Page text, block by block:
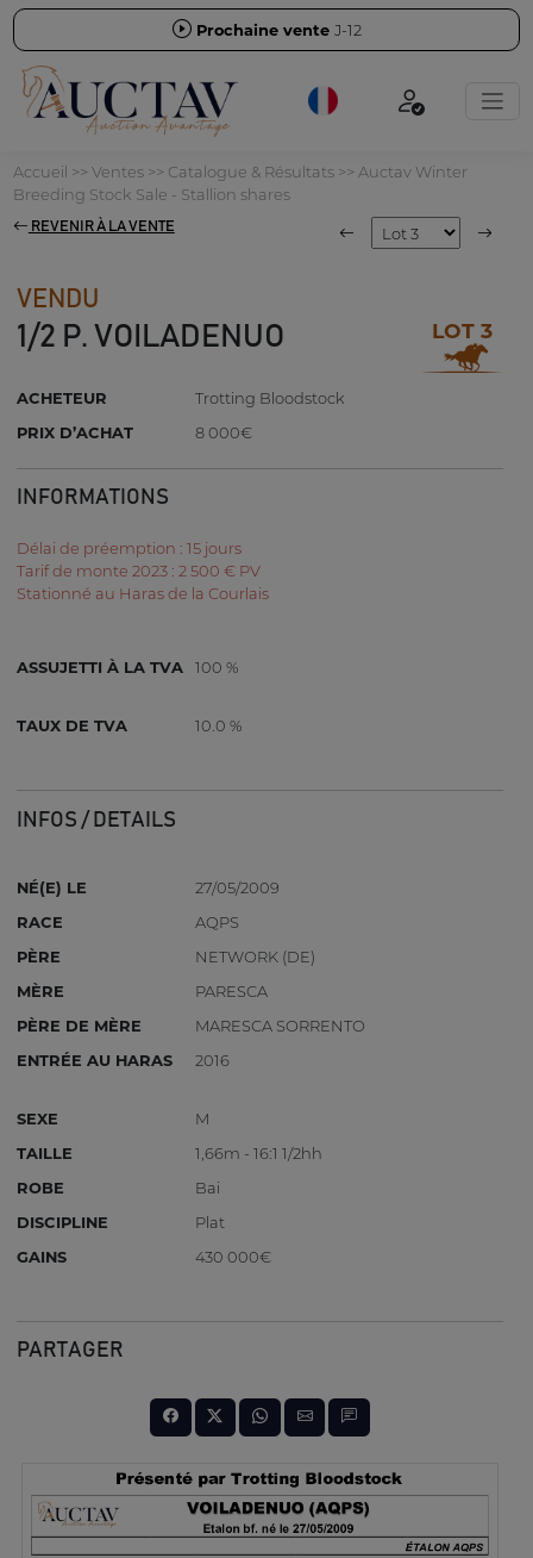
Prochaine vente J-12
Accueil >> Ventes>> Catalogue & Résultats>> Auctav Winter
Breeding Stock Sale - Stallion shares
REVENIR À LA VENTE
VENDU
1/2 P. VOILADENUO LOT 3
ACHETEUR
Trotting Bloodstock
PRIX D’ACHAT
8 000€
INFORMATIONS
Délai de préemption : 15 jours
Tarif de monte 2023 : 2 500 € PV
Stationné au Haras de la Courlais
ASSUJETTI À LA TVA 100 %
TAUX DE TVA 10.0 %
INFOS / DETAILS
NÉ(E) LE
27/05/2009
RACE
AQPS
PÈRE
NETWORK (DE)
MÈRE
PARESCA
PÈRE DE MÈRE
MARESCA SORRENTO
ENTRÉE AU HARAS
2016
SEXE
M
TAILLE
1,66m - 16:1 1/2hh
ROBE
Bai
DISCIPLINE
Plat
GAINS
430 000€
PARTAGER